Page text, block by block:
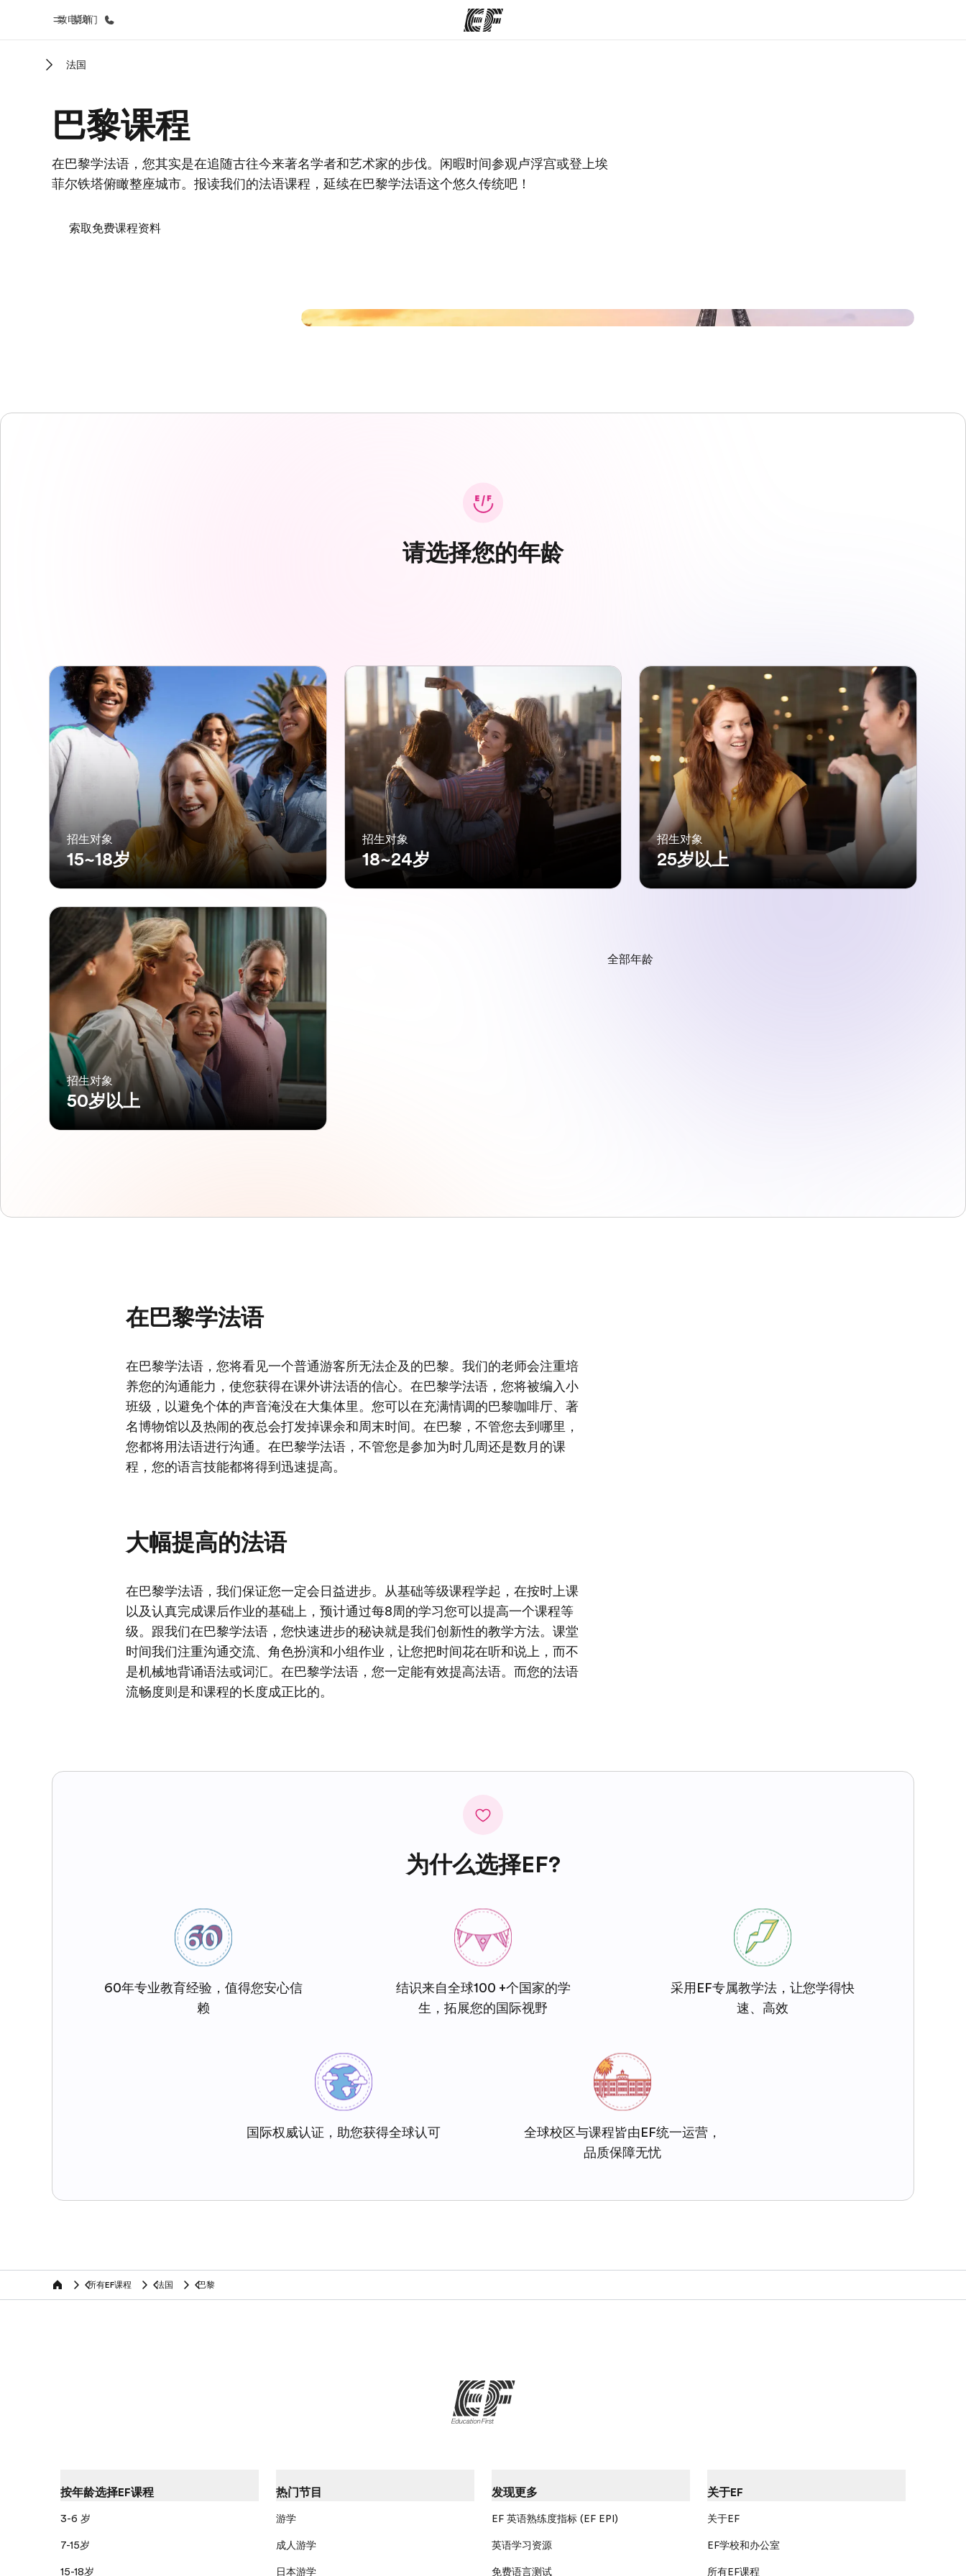
菜单
致电我们
欢迎来到英孚教育
法国
巴黎课程
在巴黎学法语，您其实是在追随古往今来著名学者和艺术家的步伐。闲暇时间参观卢浮宫或登上埃
菲尔铁塔俯瞰整座城市。报读我们的法语课程，延续在巴黎学法语这个悠久传统吧！
索取免费课程资料
请选择您的年龄
招生对象
15~18岁
招生对象
18~24岁
招生对象
25岁以上
招生对象
50岁以上
全部年龄
在巴黎学法语
在巴黎学法语，您将看见一个普通游客所无法企及的巴黎。我们的老师会注重培
养您的沟通能力，使您获得在课外讲法语的信心。在巴黎学法语，您将被编入小
班级，以避免个体的声音淹没在大集体里。您可以在充满情调的巴黎咖啡厅、著
名博物馆以及热闹的夜总会打发掉课余和周末时间。在巴黎，不管您去到哪里，
您都将用法语进行沟通。在巴黎学法语，不管您是参加为时几周还是数月的课
程，您的语言技能都将得到迅速提高。
大幅提高的法语
在巴黎学法语，我们保证您一定会日益进步。从基础等级课程学起，在按时上课
以及认真完成课后作业的基础上，预计通过每8周的学习您可以提高一个课程等
级。跟我们在巴黎学法语，您快速进步的秘诀就是我们创新性的教学方法。课堂
时间我们注重沟通交流、角色扮演和小组作业，让您把时间花在听和说上，而不
是机械地背诵语法或词汇。在巴黎学法语，您一定能有效提高法语。而您的法语
流畅度则是和课程的长度成正比的。
为什么选择EF?
60年专业教育经验，值得您安心信
赖
结识来自全球100 +个国家的学
生，拓展您的国际视野
采用EF专属教学法，让您学得快
速、高效
国际权威认证，助您获得全球认可
全球校区与课程皆由EF统一运营，
品质保障无忧
home 所有EF课程 法国 巴黎
按年龄选择EF课程
3-6 岁
7-15岁
15-18岁
热门节目
游学
成人游学
日本游学
发现更多
EF 英语熟练度指标 (EF EPI)
英语学习资源
免费语言测试
关于EF
关于EF
EF学校和办公室
所有EF课程